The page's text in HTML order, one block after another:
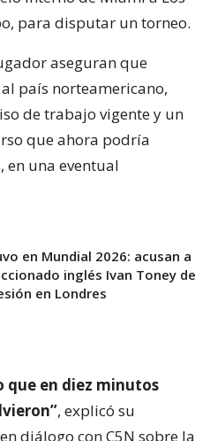
para disputar un torneo.
aseguran que
país norteamericano,
de trabajo vigente y un
que ahora podría
en una eventual
en Mundial 2026: acusan a
inglés Ivan Toney de
en Londres
que en diez minutos
, explicó su
diálogo con C5N sobre la